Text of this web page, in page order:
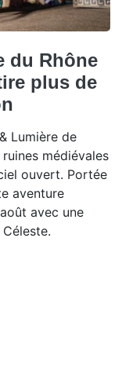
du Rhône
plus de
Lumière de
médiévales
ouvert. Portée
aventure
avec une